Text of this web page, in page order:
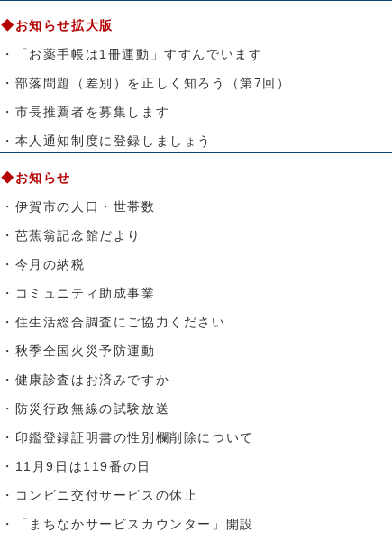
◆お知らせ拡大版
・「お薬手帳は1冊運動」すすんでいます
・部落問題（差別）を正しく知ろう（第7回）
・市長推薦者を募集します
・本人通知制度に登録しましょう
◆お知らせ
・伊賀市の人口・世帯数
・芭蕉翁記念館だより
・今月の納税
・コミュニティ助成事業
・住生活総合調査にご協力ください
・秋季全国火災予防運動
・健康診査はお済みですか
・防災行政無線の試験放送
・印鑑登録証明書の性別欄削除について
・11月9日は119番の日
・コンビニ交付サービスの休止
・「まちなかサービスカウンター」開設